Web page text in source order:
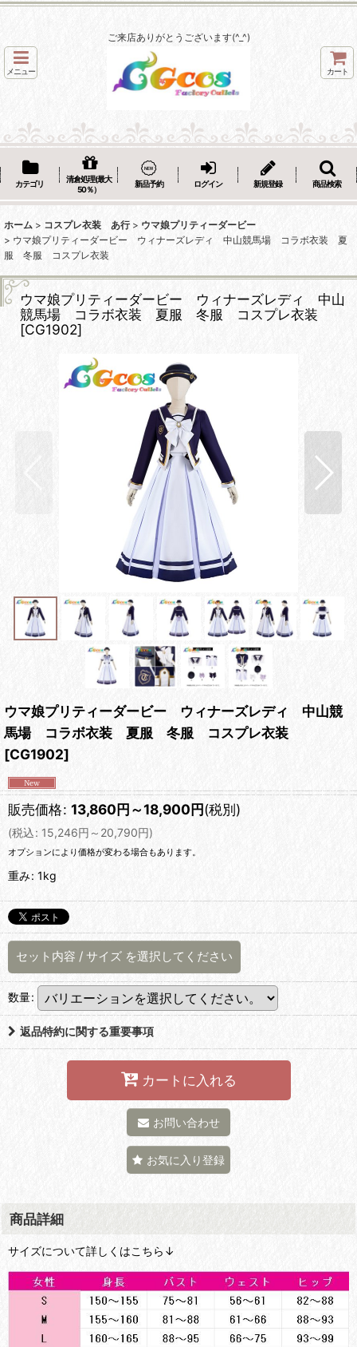
ご来店ありがとうございます(^_^)
メニュー カート
カテゴリ
清倉処理(最大
50％）
新品予約 ログイン 新規登録 商品検索
ホーム > コスプレ衣装 あ行 > ウマ娘プリティーダービー
> ウマ娘プリティーダービー ウィナーズレディ 中山競馬場 コラボ衣装 夏
服 冬服 コスプレ衣装
ウマ娘プリティーダービー ウィナーズレディ 中山
競馬場 コラボ衣装 夏服 冬服 コスプレ衣装
[CG1902]
ウマ娘プリティーダービー ウィナーズレディ 中山競
馬場 コラボ衣装 夏服 冬服 コスプレ衣装
[CG1902]
販売価格: 13,860円～18,900円(税別)
(税込: 15,246円 ～20,790円)
オプションにより価格が変わる場合もあります。
重み: 1kg
セット内容 / サイズ を選択してください
数量:
返品特約に関する重要事項
カートに入れる
お問い合わせ
お気に入り登録
商品詳細
サイズについて詳しくはこちら↓